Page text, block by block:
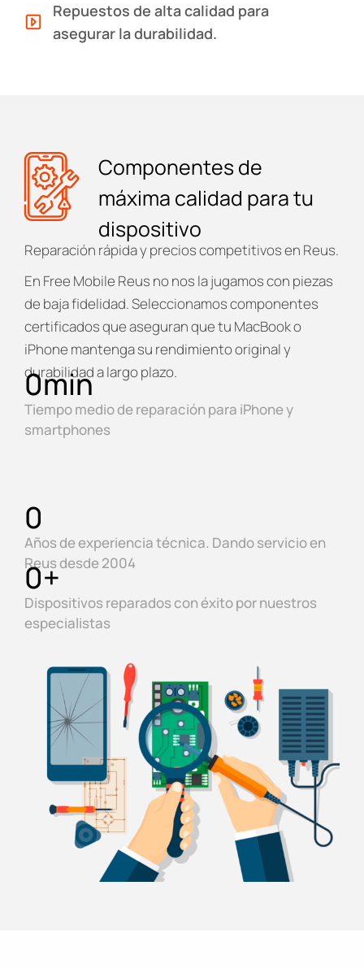
Repuestos de alta calidad para
asegurar la durabilidad.
Componentes de
máxima calidad para tu
dispositivo
Reparación rápida y precios competitivos en Reus.
En Free Mobile Reus no nos la jugamos con piezas
de baja fidelidad. Seleccionamos componentes
certificados que aseguran que tu MacBook o
iPhone mantenga su rendimiento original y
durabilidad a largo plazo.
Tiempo medio de reparación para iPhone y
smartphones
0min
Años de experiencia técnica. Dando servicio en
Reus desde 2004
0
Dispositivos reparados con éxito por nuestros
especialistas
0+